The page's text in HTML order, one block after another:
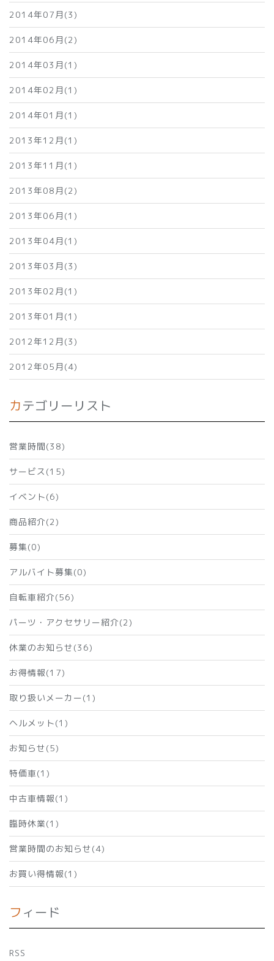
2014年07月(3)
2014年06月(2)
2014年03月(1)
2014年02月(1)
2014年01月(1)
2013年12月(1)
2013年11月(1)
2013年08月(2)
2013年06月(1)
2013年04月(1)
2013年03月(3)
2013年02月(1)
2013年01月(1)
2012年12月(3)
2012年05月(4)
カテゴリーリスト
営業時間(38)
サービス(15)
イベント(6)
商品紹介(2)
募集(0)
アルバイト募集(0)
自転車紹介(56)
パーツ・アクセサリー紹介(2)
休業のお知らせ(36)
お得情報(17)
取り扱いメーカー(1)
ヘルメット(1)
お知らせ(5)
特価車(1)
中古車情報(1)
臨時休業(1)
営業時間のお知らせ(4)
お買い得情報(1)
フィード
RSS